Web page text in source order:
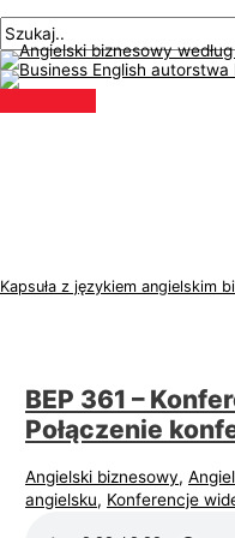
do
treści
główne
Kapsuła z językiem angielskim
BEP 361 –
Połączenie
Angielski biznesowy,
angielsku, Konferencje
postów
T
e
m
a
k
a
a
n
S
z
u
k